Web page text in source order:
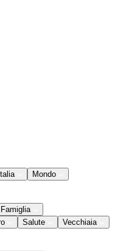
Italia
Mondo
Famiglia
Salute
Vecchiaia